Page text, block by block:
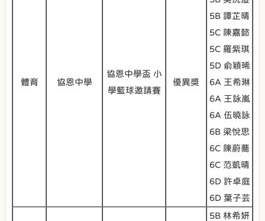
體育 協恩中學
協恩中學盃 小
學籃球邀請賽
優異獎
5B 譚芷晴
5C 陳嘉懿
5C 羅紫琪
5D 俞穎晞
6A 王希琳
6A 王詠嵐
6A 伍曉詠
6B 梁悅思
6C 陳蔚蕎
6C 范凱晴
6D 許卓庭
6D 葉子芸
5B 林希妍